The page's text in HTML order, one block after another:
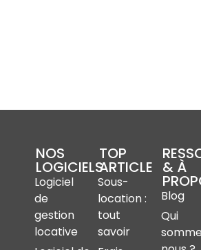
NOS
LOGICIELS
Logiciel
de
gestion
locative
TOP
ARTICLE
Sous-
location :
tout
savoir
& À
Blog
Qui